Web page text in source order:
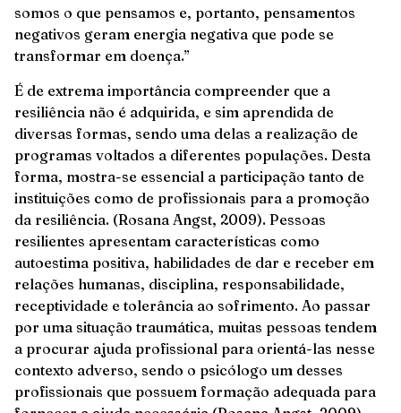
somos o que pensamos e, portanto, pensamentos
negativos geram energia negativa que pode se
transformar em doença.”
É de extrema importância compreender que a
resiliência não é adquirida, e sim aprendida de
diversas formas, sendo uma delas a realização de
programas voltados a diferentes populações. Desta
forma, mostra-se essencial a participação tanto de
instituições como de profissionais para a promoção
da resiliência. (Rosana Angst, 2009). Pessoas
resilientes apresentam características como
autoestima positiva, habilidades de dar e receber em
relações humanas, disciplina, responsabilidade,
receptividade e tolerância ao sofrimento. Ao passar
por uma situação traumática, muitas pessoas tendem
a procurar ajuda profissional para orientá-las nesse
contexto adverso, sendo o psicólogo um desses
profissionais que possuem formação adequada para